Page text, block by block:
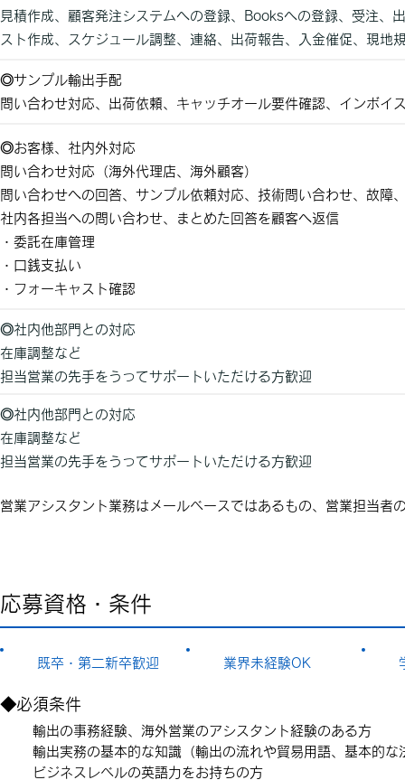
見積作成、顧客発注システムへの登録、Booksへの登録、受注、
スト作成、スケジュール調整、連絡、出荷報告、入金催促、現地
◎サンプル輸出手配
問い合わせ対応、出荷依頼、キャッチオール要件確認、インボ
◎お客様、社内外対応
問い合わせ対応（海外代理店、海外顧客）
問い合わせへの回答、サンプル依頼対応、技術問い合わせ、故障
社内各担当への問い合わせ、まとめた回答を顧客へ返信
・委託在庫管理
・口銭支払い
・フォーキャスト確認
◎社内他部門との対応
在庫調整など
担当営業の先手をうってサポートいただける方歓迎
◎社内他部門との対応
在庫調整など
担当営業の先手をうってサポートいただける方歓迎
営業アシスタント業務はメールベースではあるもの、営業担当
応募資格・条件
既卒・第二新卒歓迎 ​業界未経験OK
◆必須条件
輸出の事務経験、海外営業のアシスタント経験のある方
輸出実務の基本的な知識（輸出の流れや貿易用語、基本的
ビジネスレベルの英語力をお持ちの方